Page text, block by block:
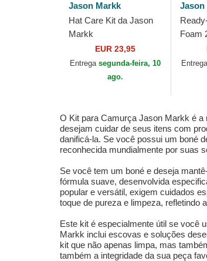
Jason Markk
Hat Care Kit da Jason
Markk
EUR 23,95
Entrega segunda-feira, 10
ago.
Jason
Foam
O Kit para Camurça Jason Markk é
desejam cuidar de seus itens com
danificá-la. Se você possui um boné
reconhecida mundialmente por suas
Se você tem um boné e deseja
fórmula suave, desenvolvida
popular e versátil, exigem cuidados
toque de pureza e limpeza, refletindo
Este kit é especialmente útil se você
Markk inclui escovas e soluções
kit que não apenas limpa, mas
também a integridade da sua peça